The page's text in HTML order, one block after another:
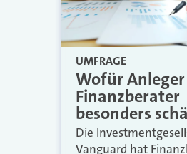
UMFRAGE
Wofür
Finanzberater
besonders
Die
Vanguard hat